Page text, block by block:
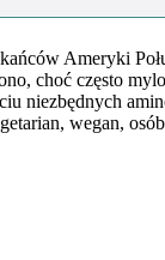
Ameryki
choć często
niezbędnych
wegan,